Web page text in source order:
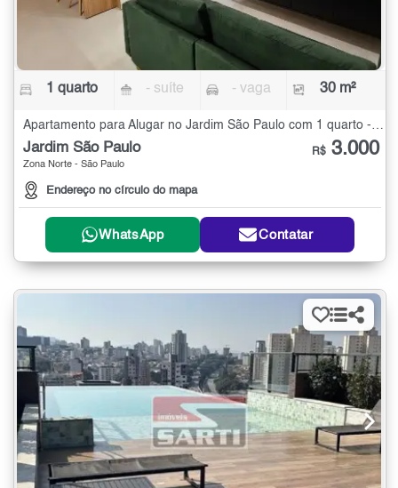
1 quarto - suíte - vaga 30 m²
Apartamento para Alugar no Jardim São Paulo com 1 quarto - 30 m²
Jardim São Paulo
Zona Norte - São Paulo
Endereço no círculo do mapa
R$ 3.000
WhatsApp Contatar